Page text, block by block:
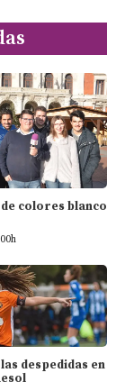
colores blanco
despedidas en